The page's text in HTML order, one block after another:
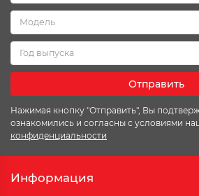
Отправить
Нажимая кнопку "Отправить", Вы
ознакомились и согласны с условиями
конфиденциальности
Информация